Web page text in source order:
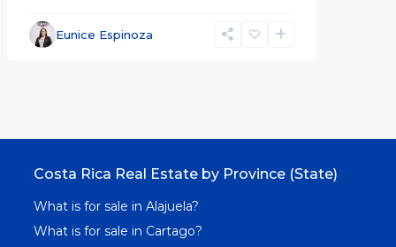
Eunice Espinoza
Costa Rica Real Estate by Province (State)
What is for sale in Alajuela?
What is for sale in Cartago?